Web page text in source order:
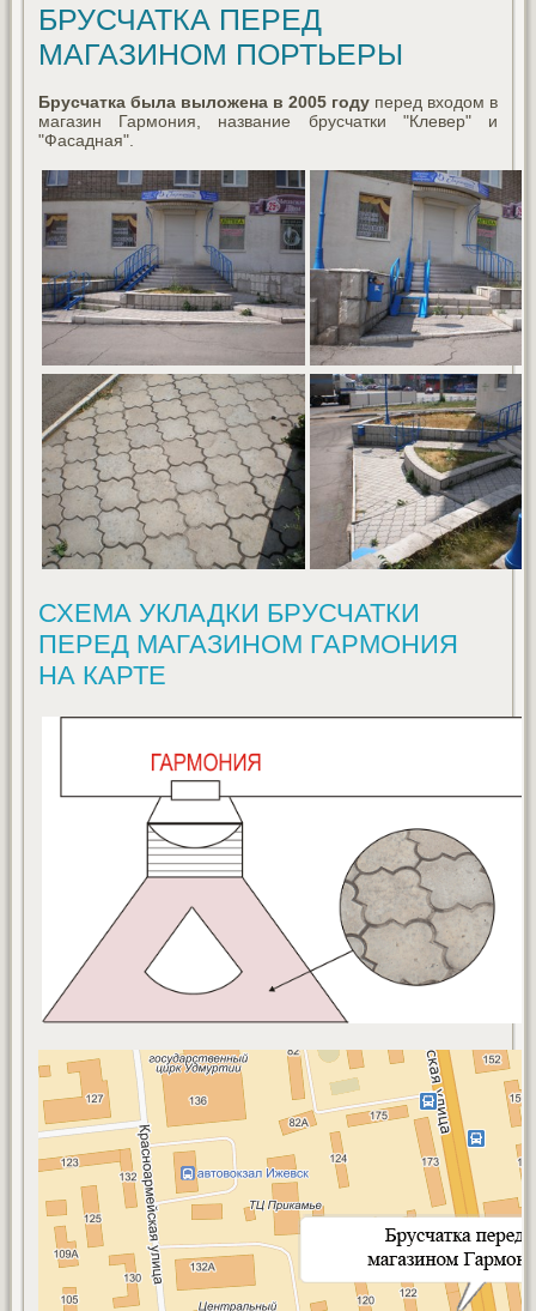
БРУСЧАТКА ПЕРЕД
МАГАЗИНОМ ПОРТЬЕРЫ
Брусчатка была выложена в 2005 году перед входом в
магазин Гармония, название брусчатки "Клевер" и
"Фасадная".
СХЕМА УКЛАДКИ БРУСЧАТКИ
ПЕРЕД МАГАЗИНОМ ГАРМОНИЯ
НА КАРТЕ